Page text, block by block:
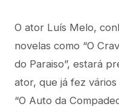
O ator Luís Melo,
novelas como “O
do Paraiso”, estará
ator, que já fez
“O Auto da